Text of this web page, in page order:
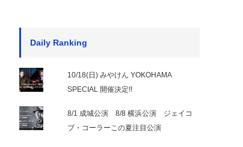
Daily Ranking
10/18(日) みやけん YOKOHAMA
SPECIAL 開催決定!!
8/1 成城公演 8/8 横浜公演 ジェイコ
ブ・コーラーこの夏注目公演